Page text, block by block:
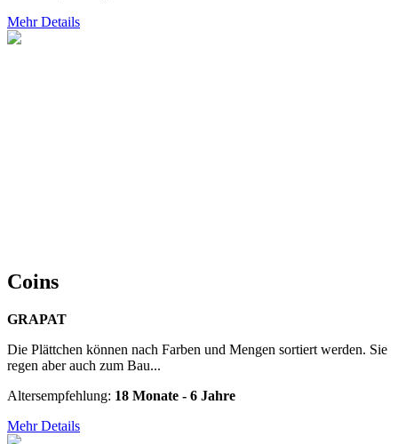
Mehr Details
Coins
GRAPAT
Die Plättchen können nach Farben und Mengen sortiert werden. Sie
regen aber auch zum Bau...
Altersempfehlung: 18 Monate - 6 Jahre
Mehr Details